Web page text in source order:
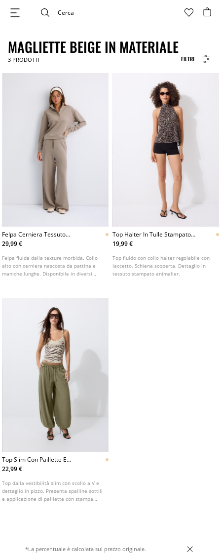
FILTRI
MAGLIETTE BEIGE IN MATERIALE
3 PRODOTTI
Felpa Cerniera Tessuto
Morbido
29,99 €
Felpa fluida dalla texture morbida. Collo
alto con cerniera nascosta da pattina e
maniche lunghe. Disponibile in diversi
Top Halter In Tulle Stampato
Con Scollo A Foulard
19,99 €
Top fluido con collo halter regolabile con
laccetto. Schiena scoperta. Dettaglio in
tessuto stampato animalier.
Top Slim Con Paillette E
Stampa Animalier
22,99 €
Top dalla vestibilità slim con scollo a V e
dettaglio in pizzo. Presenta spalline sottili
e applicazione di paillette con stampa
*La percentuale è calcolata sul prezzo originale.